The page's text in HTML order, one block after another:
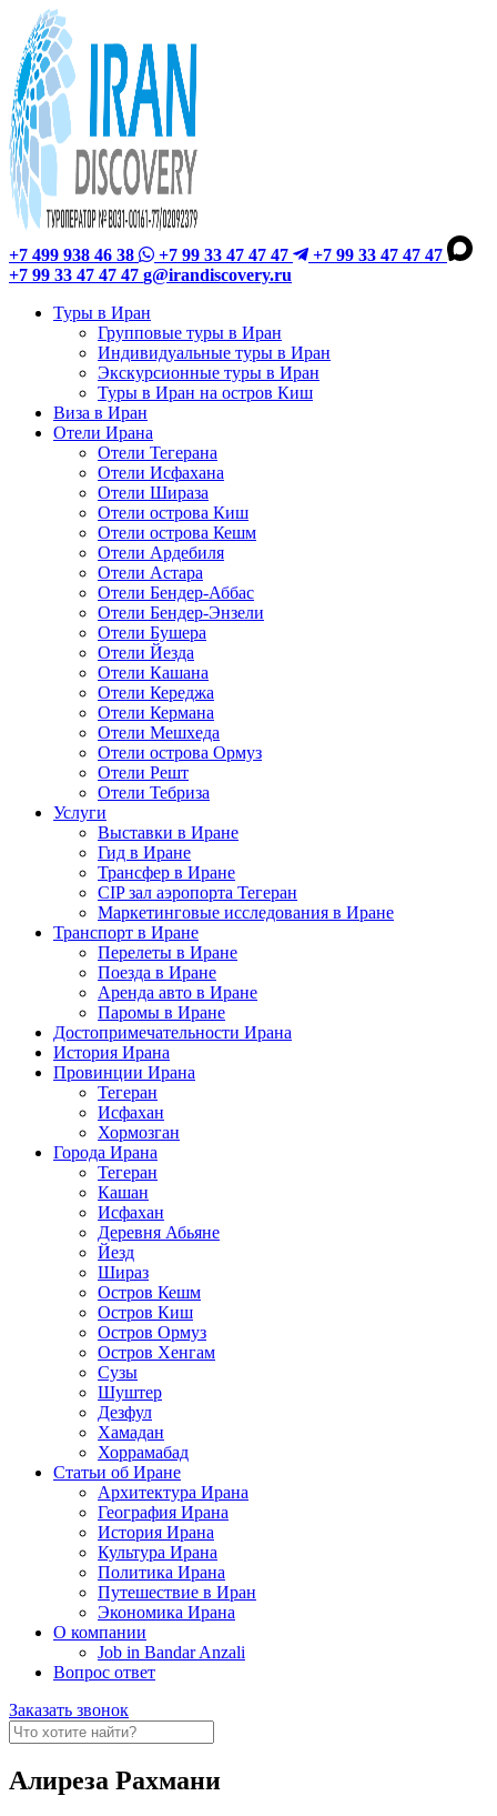
+7 499 938 46 38 +7 99 33 47 47 47
+7 99 33 47 47 47
+7 99 33 47 47 47 g@irandiscovery.ru
Туры в Иран
Групповые туры в Иран
Индивидуальные туры в Иран
Экскурсионные туры в Иран
Туры в Иран на остров Киш
Виза в Иран
Отели Ирана
Отели Тегерана
Отели Исфахана
Отели Шираза
Отели острова Киш
Отели острова Кешм
Отели Ардебиля
Отели Астара
Отели Бендер-Аббас
Отели Бендер-Энзели
Отели Бушера
Отели Йезда
Отели Кашана
Отели Кереджа
Отели Кермана
Отели Мешхеда
Отели острова Ормуз
Отели Решт
Отели Тебриза
Услуги
Выставки в Иране
Гид в Иране
Трансфер в Иране
CIP зал аэропорта Тегеран
Маркетинговые исследования в Иране
Транспорт в Иране
Перелеты в Иране
Поезда в Иране
Аренда авто в Иране
Паромы в Иране
Достопримечательности Ирана
История Ирана
Провинции Ирана
Тегеран
Исфахан
Хормозган
Города Ирана
Тегеран
Кашан
Исфахан
Деревня Абьяне
Йезд
Шираз
Остров Кешм
Остров Киш
Остров Ормуз
Остров Хенгам
Сузы
Шуштер
Дезфул
Хамадан
Хоррамабад
Статьи об Иране
Архитектура Ирана
География Ирана
История Ирана
Культура Ирана
Политика Ирана
Путешествие в Иран
Экономика Ирана
О компании
Job in Bandar Anzali
Вопрос ответ
Заказать звонок
Алиреза Рахмани